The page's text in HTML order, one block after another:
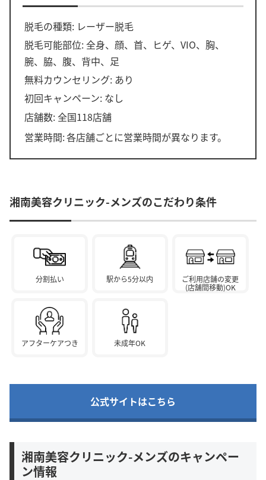
脱毛の種類: レーザー脱毛
脱毛可能部位: 全身、顔、首、ヒゲ、VIO、胸、
腕、脇、腹、背中、足
無料カウンセリング: あり
初回キャンペーン: なし
店舗数: 全国118店舗
営業時間:各店舗ごとに営業時間が異なります。
湘南美容クリニック-メンズのこだわり条件
分割払い 駅から5分以内
ご利用店舗の変更
(店舗間移動)OK
アフターケアつき 未成年OK
公式サイトはこちら
湘南美容クリニック-メンズのキャンペー
ン情報